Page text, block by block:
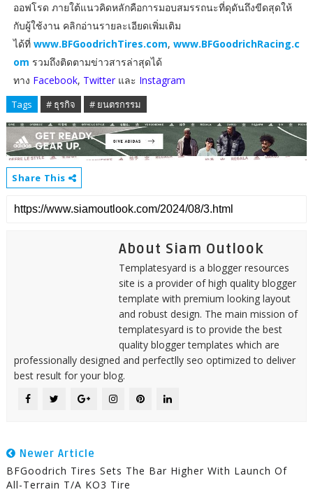
ออฟโรด ภายใต้แนวคิดหลักคือการมอบสมรรถนะที่ดุดันถึงขีดสุดให้
กับผู้ใช้งาน คลิกอ่านรายละเอียดเพิ่มเติม
ได้ที่ www.BFGoodrichTires.com, www.BFGoodrichRacing.c
om รวมถึงติดตามข่าวสารล่าสุดได้
ทาง Facebook, Twitterและ Instagram
Tags # ธุรกิจ # ยนตรกรรม
Share This
About Siam Outlook
Templatesyard is a blogger resources
site is a provider of high quality blogger
template with premium looking layout
and robust design. The main mission of
templatesyard is to provide the best
quality blogger templates which are
professionally designed and perfectlly seo optimized to deliver
best result for your blog.
Newer Article
BFGoodrich Tires Sets The Bar Higher With Launch Of
All-Terrain T/A KO3 Tire